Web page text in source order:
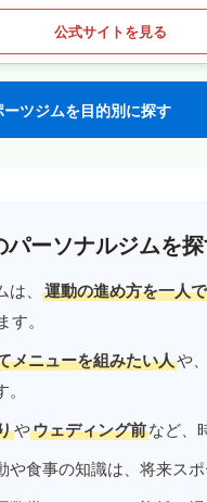
公式サイトを見る
ツジムを目的別に探す
パーソナルジムを
、 運動の進め方を一人
す。
メニューを組みたい人や、
やウェディング前など、
や食事の知識は、将来ス